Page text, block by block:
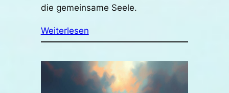
die gemeinsame Seele.
Weiterlesen